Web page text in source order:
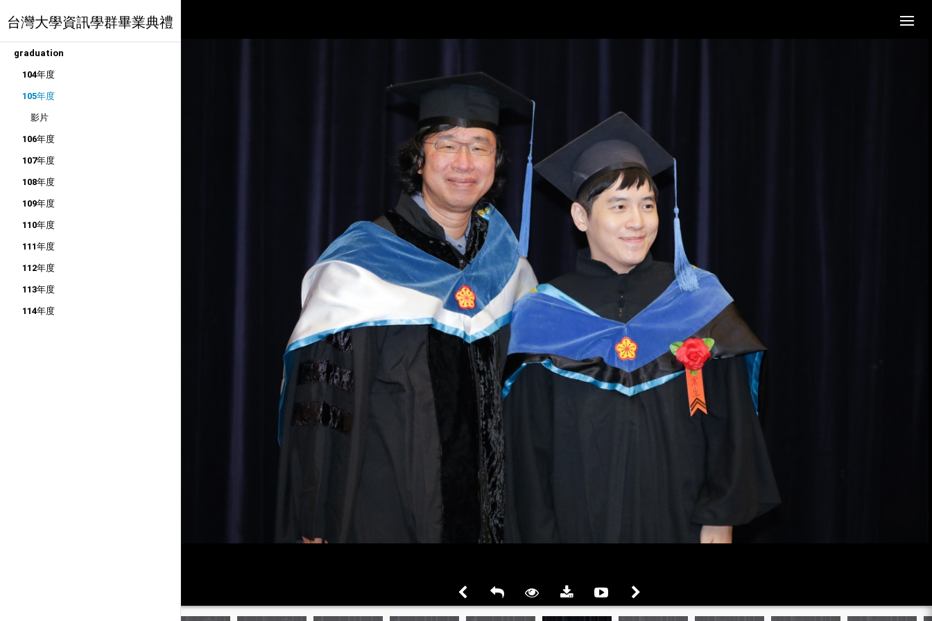
台灣大學資訊學群畢業典禮
graduation
104年度
105年度
影片
106年度
107年度
108年度
109年度
110年度
111年度
112年度
113年度
114年度